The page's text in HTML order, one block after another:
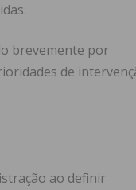
brevemente por
de
ao definir